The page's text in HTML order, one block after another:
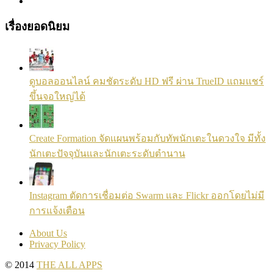
เรื่องยอดนิยม
ดูบอลออนไลน์ คมชัดระดับ HD ฟรี ผ่าน TrueID แถมแชร์
ขึ้นจอใหญ่ได้
Create Formation จัดแผนพร้อมกับทัพนักเตะในดวงใจ มีทั้ง
นักเตะปัจจุบันและนักเตะระดับตำนาน
Instagram ตัดการเชื่อมต่อ Swarm และ Flickr ออกโดยไม่มี
การแจ้งเตือน
About Us
Privacy Policy
© 2014 THE ALL APPS